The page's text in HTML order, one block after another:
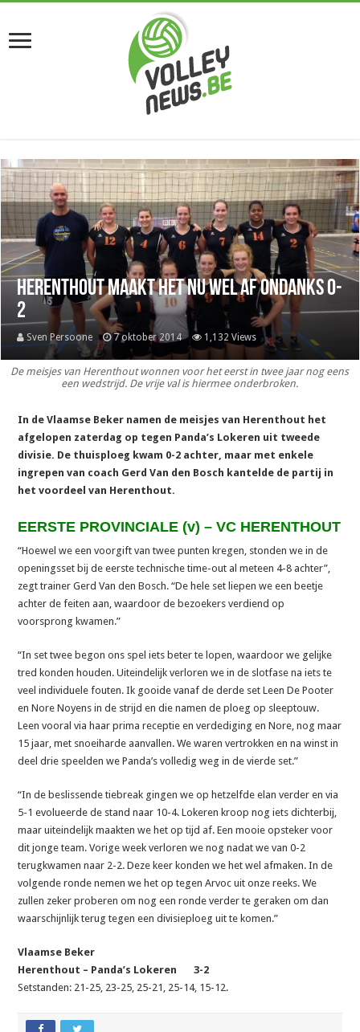
Herenthout maakt het nu wel af ondanks 0-
2
Sven Persoone 7 oktober 2014 1,132 Views
De meisjes van Herenthout wonnen voor het eerst in twee jaar nog eens
een wedstrijd. De vrije val is hiermee onderbroken.
In de Vlaamse Beker namen de meisjes van Herenthout het
afgelopen zaterdag op tegen Panda’s Lokeren uit tweede
divisie. De thuisploeg kwam 0-2 achter, maar met enkele
ingrepen van coach Gerd Van den Bosch kantelde de partij in
het voordeel van Herenthout.
EERSTE PROVINCIALE (v) – VC HERENTHOUT
“Hoewel we een voorgift van twee punten kregen, stonden we in de
openingsset bij de eerste technische time-out al meteen 4-8 achter”,
zegt trainer Gerd Van den Bosch. “De hele set liepen we een beetje
achter de feiten aan, waardoor de bezoekers verdiend op
voorsprong kwamen.”
“In set twee begon ons spel iets beter te lopen, waardoor we gelijke
tred konden houden. Uiteindelijk verloren we in de slotfase na iets te
veel individuele fouten. Ik gooide vanaf de derde set Leen De Pooter
en Nore Noyens in de strijd en die namen de ploeg op sleeptouw.
Leen vooral via haar prima receptie en verdediging en Nore, nog maar
15 jaar, met snoeiharde aanvallen. We waren vertrokken en na winst in
deel drie speelden we Panda’s volledig weg in de vierde set.”
“In de beslissende tiebreak gingen we op hetzelfde elan verder en via
5-1 evolueerde de stand naar 10-4. Lokeren kroop nog iets dichterbij,
maar uiteindelijk maakten we het op tijd af. Een mooie opsteker voor
dit jonge team. Vorige week verloren we nog nadat we van 0-2
terugkwamen naar 2-2. Deze keer konden we het wel afmaken. In de
volgende ronde nemen we het op tegen Arvoc uit onze reeks. We
zullen zeker proberen om nog een ronde verder te geraken om dan
waarschijnlijk terug tegen een divisieploeg uit te komen.”
Vlaamse Beker
Herenthout – Panda’s Lokeren 3-2
Setstanden: 21-25, 23-25, 25-21, 25-14, 15-12.